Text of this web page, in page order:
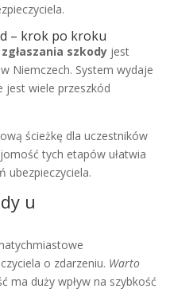
– krok po kroku
szkodyjest
Niemczech. System wydaje
jest wiele przeszkód
ścieżkę dla uczestników
tych etapów ułatwia
ubezpieczyciela.
u
o zdarzeniu. Warto
ma duży wpływ na szybkość